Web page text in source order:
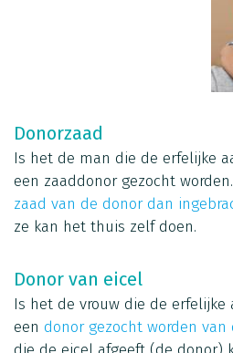
Donorzaad
Is het de man die de erfelijke
een zaaddonor gezocht
zaad van de donor dan
ze kan het thuis zelf doen.
Donor van eicel
Is het de vrouw die de erfelijke
een donor gezocht worden van